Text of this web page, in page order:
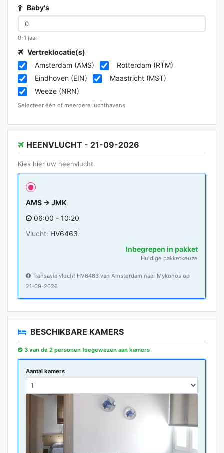
Baby's
0-1 jaar
Vertreklocatie(s)
Amsterdam (AMS)
Rotterdam (RTM)
Eindhoven (EIN)
Maastricht (MST)
Weeze (NRN)
Selecteer één of meerdere luchthavens
HEENVLUCHT - 21-09-2026
Kies hier uw heenvlucht.
AMS → JMK
06:00 - 10:20
Vlucht: HV6463
Inbegrepen in pakket
Huidige pakketkeuze
Transavia vlucht HV6463 van Amsterdam naar Mykonos op
21-09-2026
BESCHIKBARE KAMERS
3 van de 2 personen toegewezen aan kamers
Aantal kamers